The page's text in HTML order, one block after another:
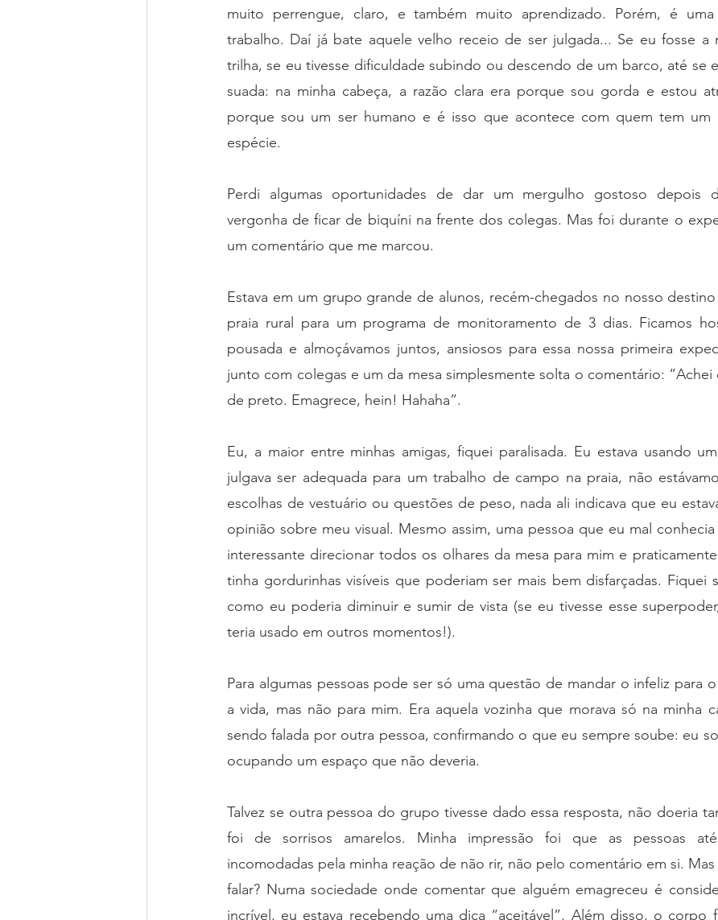
muito perrengue, claro, e também muito aprendizado. Porém, é
trabalho. Daí já bate aquele velho receio de ser julgada... Se eu fosse a
trilha, se eu tivesse dificuldade subindo ou descendo de um barco, até se
suada: na minha cabeça, a razão clara era porque sou gorda e estou
porque sou um ser humano e é isso que acontece com quem tem um
espécie.
Perdi algumas oportunidades de dar um mergulho gostoso depois
vergonha de ficar de biquíni na frente dos colegas. Mas foi durante o
um comentário que me marcou.
Estava em um grupo grande de alunos, recém-chegados no nosso
praia rural para um programa de monitoramento de 3 dias. Ficamos
pousada e almoçávamos juntos, ansiosos para essa nossa primeira
junto com colegas e um da mesa simplesmente solta o comentário: “Achei
de preto. Emagrece, hein! Hahaha”.
Eu, a maior entre minhas amigas, fiquei paralisada. Eu estava usando
julgava ser adequada para um trabalho de campo na praia, não
escolhas de vestuário ou questões de peso, nada ali indicava que eu
opinião sobre meu visual. Mesmo assim, uma pessoa que eu mal
interessante direcionar todos os olhares da mesa para mim e
tinha gordurinhas visíveis que poderiam ser mais bem disfarçadas. Fiquei
como eu poderia diminuir e sumir de vista (se eu tivesse esse
teria usado em outros momentos!).
Para algumas pessoas pode ser só uma questão de mandar o infeliz para
a vida, mas não para mim. Era aquela vozinha que morava só na minha
sendo falada por outra pessoa, confirmando o que eu sempre soube: eu
ocupando um espaço que não deveria.
Talvez se outra pessoa do grupo tivesse dado essa resposta, não doeria
foi de sorrisos amarelos. Minha impressão foi que as pessoas
incomodadas pela minha reação de não rir, não pelo comentário em si.
falar? Numa sociedade onde comentar que alguém emagreceu é
incrível, eu estava recebendo uma dica “aceitável”. Além disso, o corpo